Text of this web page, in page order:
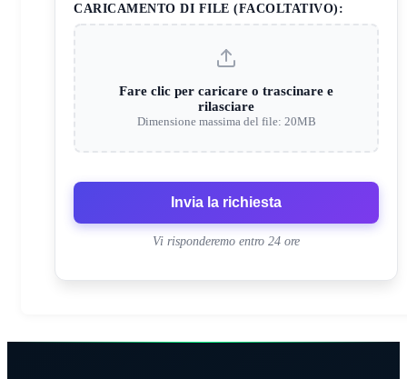
CARICAMENTO DI FILE (FACOLTATIVO):
Fare clic per caricare o trascinare e
rilasciare
Dimensione massima del file: 20MB
Invia la richiesta
Vi risponderemo entro 24 ore